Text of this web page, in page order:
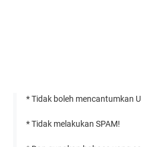
* Tidak boleh mencantumkan
* Tidak melakukan SPAM!